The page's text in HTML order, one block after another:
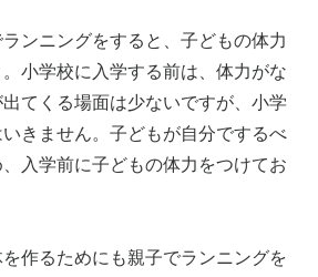
ンニングをすると、子どもの体力
小学校に入学する前は、体力がな
てくる場面は少ないですが、小学
きません。子どもが自分でするべ
入学前に子どもの体力をつけてお
作るためにも親子でランニングを